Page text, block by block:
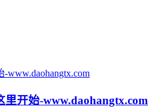
开始-www.daohangtx.com